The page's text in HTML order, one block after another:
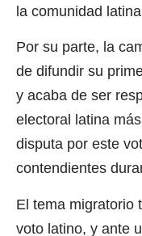
la comunidad
Por su parte, la
de difundir su
y acaba de ser
electoral latina
disputa por este
contendientes
El tema migratorio
voto latino, y ante